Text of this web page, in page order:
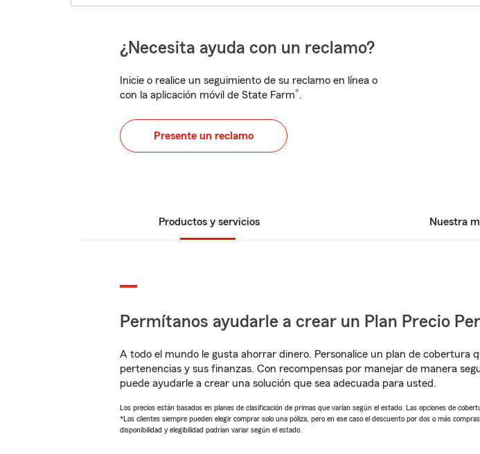
¿Necesita ayuda con un reclamo?
Inicie o realice un seguimiento de su reclamo en línea o
con la aplicación móvil de State Farm®.
Presente un reclamo
Productos y servicios Nuestra
Permítanos ayudarle a crear un Plan Precio
A todo el mundo le gusta ahorrar dinero. Personalice un plan de
pertenencias y sus finanzas. Con recompensas por manejar de manera
puede ayudarle a crear una solución que sea adecuada para usted.
Los precios están basados en planes de clasificación de primas que varían según el estado. Las opciones de
*Los clientes siempre pueden elegir comprar solo una póliza, pero en ese caso el descuento por dos o más
disponibilidad y elegibilidad podrían variar según el estado.